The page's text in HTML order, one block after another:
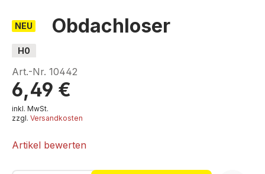
NEU Obdachloser
H0
Art.-Nr. 10442
6,49 €
inkl. MwSt.
zzgl. Versandkosten
Artikel bewerten